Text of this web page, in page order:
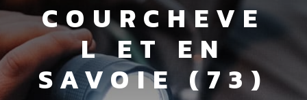
COURCHEVE
L ET EN
SAVOIE (73)